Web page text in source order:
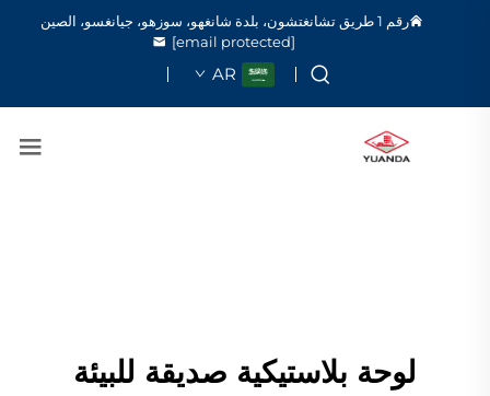
رقم 1 طريق تشانغتشون، بلدة شانغهو، سوزهو، جيانغسو، الصين
[email protected]
AR
لوحة بلاستيكية صديقة للبيئة